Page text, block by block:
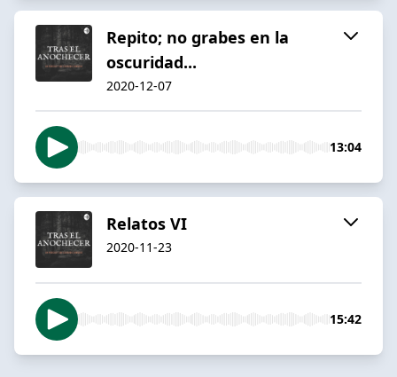
Repito; no grabes en la
oscuridad...
2020-12-07
13:04
Relatos VI
2020-11-23
15:42